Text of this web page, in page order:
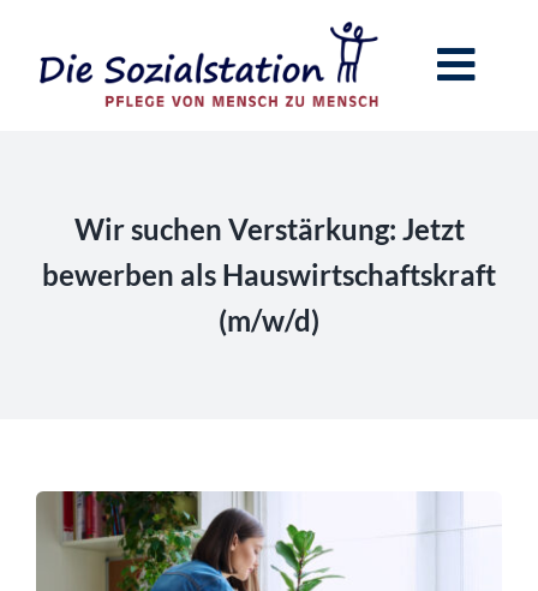
Inhalt
Begleitung im Alltag
Wir über uns
Café Sozialstation
Wir suchen Verstärkung: Jetzt
bewerben als Hauswirtschaftskraft
(m/w/d)